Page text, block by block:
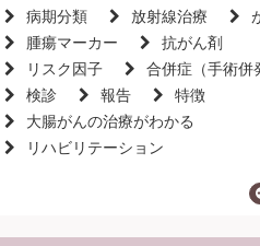
病期分類
放射線治療
腫瘍マーカー
抗がん剤
リスク因子
合併症（手術併
検診
報告
特徴
大腸がんの治療がわかる
リハビリテーション